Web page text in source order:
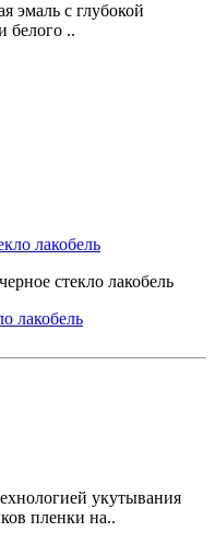
эмаль с глубокой
белого ..
стекло лакобель
лакобель
укутывания
пленки на..